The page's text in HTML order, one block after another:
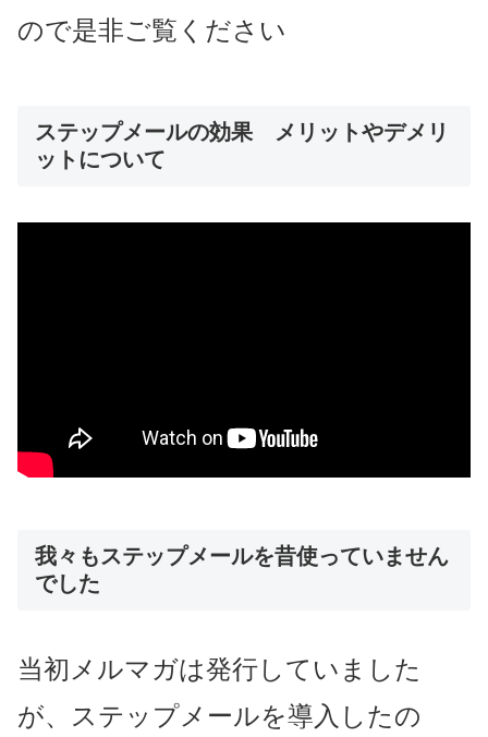
ので是非ご覧ください
ステップメールの効果 メリットやデメリ
ットについて
我々もステップメールを昔使っていません
でした
当初メルマガは発行していました
が、ステップメールを導入したの